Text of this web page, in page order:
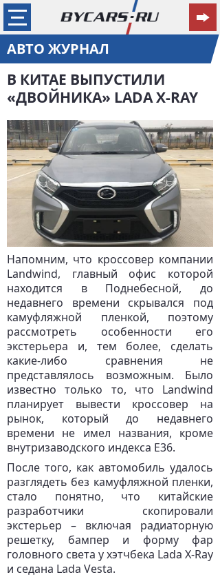
АВТО ЖУРНАЛ
В КИТАЕ ВЫПУСТИЛИ
«ДВОЙНИКА» LADA X-RAY
Напомним, что кроссовер компании
Landwind, главный офис которой
находится в Поднебесной, до
недавнего времени скрывался под
камуфляжной пленкой, поэтому
рассмотреть особенности его
экстерьера и, тем более, сделать
какие-либо сравнения не
представлялось возможным. Было
известно только то, что Landwind
планирует вывести кроссовер на
рынок, который до недавнего
времени не имел названия, кроме
внутризаводского индекса E36.
После того, как автомобиль удалось
разглядеть без камуфляжной пленки,
стало понятно, что китайские
разработчики скопировали
экстерьер – включая радиаторную
решетку, бампер и форму фар
головного света у хэтчбека Lada X-Ray
и седана Lada Vesta.